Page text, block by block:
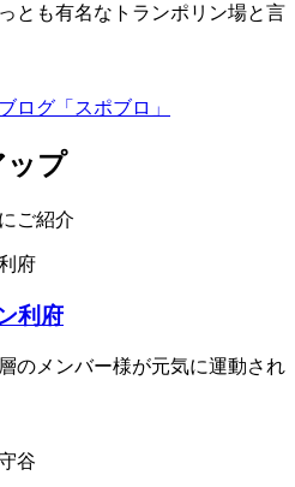
とも有名なトランポリン場と言
ップ
ご紹介
利府
のメンバー様が元気に運動され